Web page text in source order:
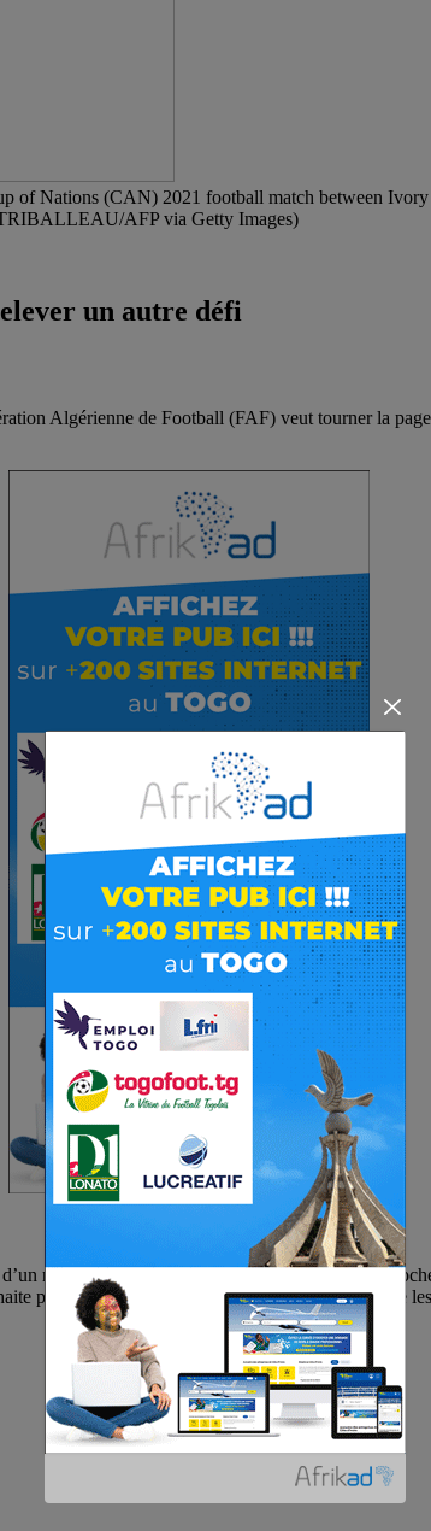
of Nations (CAN) 2021 football match between
AFP via Getty Images)
un autre défi
Algérienne de Football (FAF) veut tourner la
nouvel entraîneur , Djamel Belmadi veut
poursuivre son aventure avec les Fennecs afin de